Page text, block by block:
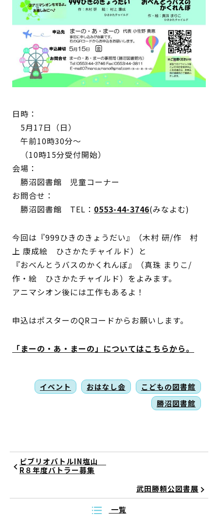
日時：
5月17日（日）
午前10時30分～
（10時15分受付開始）
会場：
勝沼図書館 児童コーナー
お問合せ：
勝沼図書館 TEL： 0553-44-3746(みなよむ)
今回は『999ひきのきょうだい』（木村 研/作 村
上 康成絵 ひさかたチャイルド）と
『おべんとうバスのかくれんぼ』（真珠 まりこ/
作・絵 ひさかたチャイルド）をよみます。
アニマシオン後には工作もあるよ！
申込はポスターのQRコードからお願いします。
「まーの・あ・まーの」についてはこちらから。
イベント おはなし会
こどもの図書館
勝沼図書館
ビブリオバトルIN塩山
R８年度バトラー募集
武田勝頼公図書展
一覧
申請書ダウンロード
インターネットサービス
蔵書検索・マイページ
キャラクター
図書館のおしごと
おはなし会